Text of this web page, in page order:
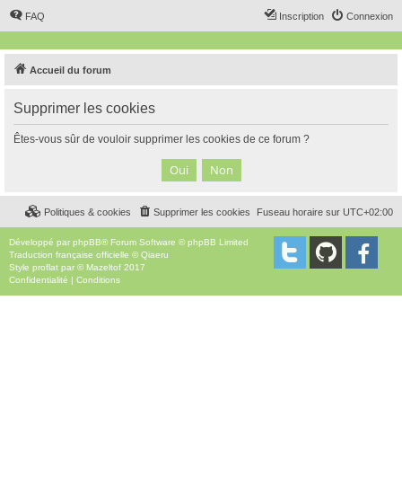
FAQ Connexion
Inscription
Accueil du forum
Supprimer les cookies
Êtes-vous sûr de vouloir supprimer les cookies de ce forum ?
Fuseau horaire sur UTC+02:00
Supprimer les cookies
Politiques & cookies
Développé par phpBB® Forum Software © phpBB Limited
Traduction française officielle ©Qiaeru
Style proflat par © Mazeltof 2017
Confidentialité | Conditions